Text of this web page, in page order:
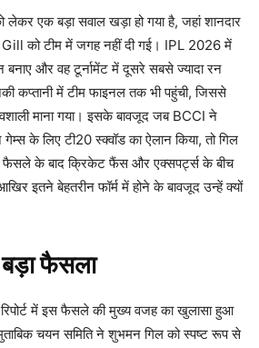
एक बड़ा सवाल खड़ा हो गया है, जहां शानदार
को टीम में जगह नहीं दी गई। IPL 2026 में
बनाए और वह टूर्नामेंट में दूसरे सबसे ज्यादा रन
कप्तानी में टीम फाइनल तक भी पहुंची, जिससे
माना गया। इसके बावजूद जब BCCI ने
के लिए टी20 स्क्वॉड का ऐलान किया, तो गिल
फैसले के बाद क्रिकेट फैंस और एक्सपर्ट्स के बीच
इतने बेहतरीन फॉर्म में होने के बावजूद उन्हें क्यों
फैसला
में इस फैसले की मुख्य वजह का खुलासा हुआ
चयन समिति ने शुभमन गिल को स्पष्ट रूप से